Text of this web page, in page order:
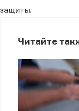
защиты.
Читайте